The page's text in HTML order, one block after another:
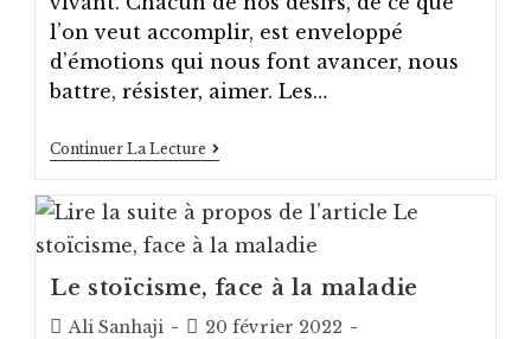
l’on veut accomplir, est enveloppé
d’émotions qui nous font avancer, nous
battre, résister, aimer. Les…
Continuer La Lecture Être
Stoïcien,
Un
Adulte
Le stoïcisme, face à la maladie
Auteur/autrice
Ali Sanhaji
Post20 février 2022